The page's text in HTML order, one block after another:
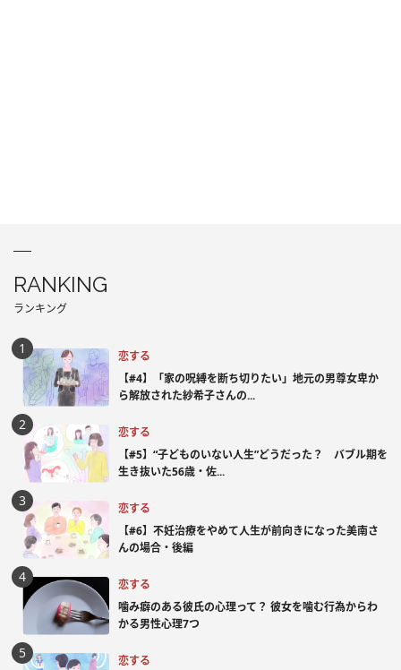
RANKING
ランキング
恋する
【#4】「家の呪縛を断ち切りたい」地元の男尊女卑か
ら解放された紗希子さんの...
恋する
【#5】“子どものいない人生”どうだった？ バブル期を
生き抜いた56歳・佐...
恋する
【#6】不妊治療をやめて人生が前向きになった美南さ
んの場合・後編
恋する
噛み癖のある彼氏の心理って？ 彼女を噛む行為からわ
かる男性心理7つ
恋する